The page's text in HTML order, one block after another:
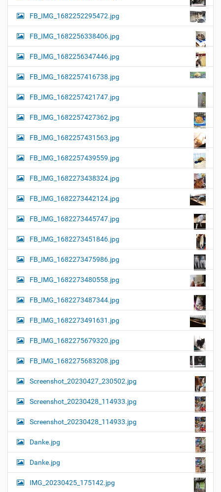
FB_IMG_1682252295472.jpg
FB_IMG_1682256338406.jpg
FB_IMG_1682256347446.jpg
FB_IMG_1682257416738.jpg
FB_IMG_1682257421747.jpg
FB_IMG_1682257427362.jpg
FB_IMG_1682257431563.jpg
FB_IMG_1682257439559.jpg
FB_IMG_1682273438324.jpg
FB_IMG_1682273442124.jpg
FB_IMG_1682273445747.jpg
FB_IMG_1682273451846.jpg
FB_IMG_1682273475986.jpg
FB_IMG_1682273480558.jpg
FB_IMG_1682273487344.jpg
FB_IMG_1682273491631.jpg
FB_IMG_1682275679320.jpg
FB_IMG_1682275683208.jpg
Screenshot_20230427_230502.jpg
Screenshot_20230428_114933.jpg
Screenshot_20230428_114933.jpg
Danke.jpg
Danke.jpg
IMG_20230425_175142.jpg